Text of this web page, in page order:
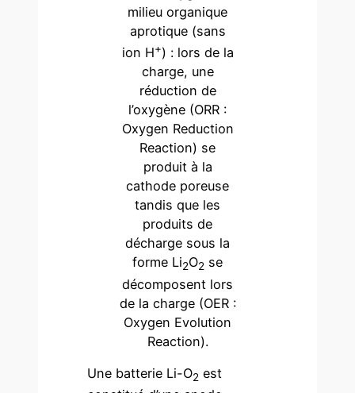
milieu organique
aprotique (sans
ion H+) : lors de la
charge, une
réduction de
l’oxygène (ORR :
Oxygen Reduction
Reaction) se
produit à la
cathode poreuse
tandis que les
produits de
décharge sous la
forme Li2O2 se
décomposent lors
de la charge (OER :
Oxygen Evolution
Reaction).
Une batterie Li-O2 est